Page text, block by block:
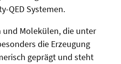
QED Systemen.
und Molekülen, die unter
die Erzeugung
geprägt und steht